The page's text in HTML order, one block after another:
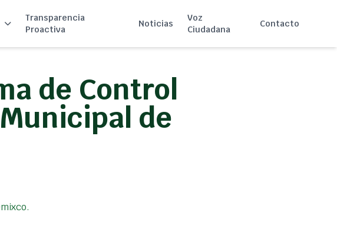
Transparencia
Proactiva
Noticias
Voz
Ciudadana
Contacto
de Control
de